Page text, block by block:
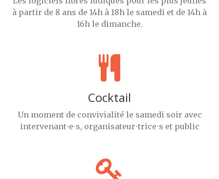
à partir de 8 ans de 14h à 18h le samedi et de 14h à
16h le dimanche.
Cocktail
Un moment de convivialité le samedi soir avec
intervenant⋅e⋅s, organisateur⋅trice⋅s et public